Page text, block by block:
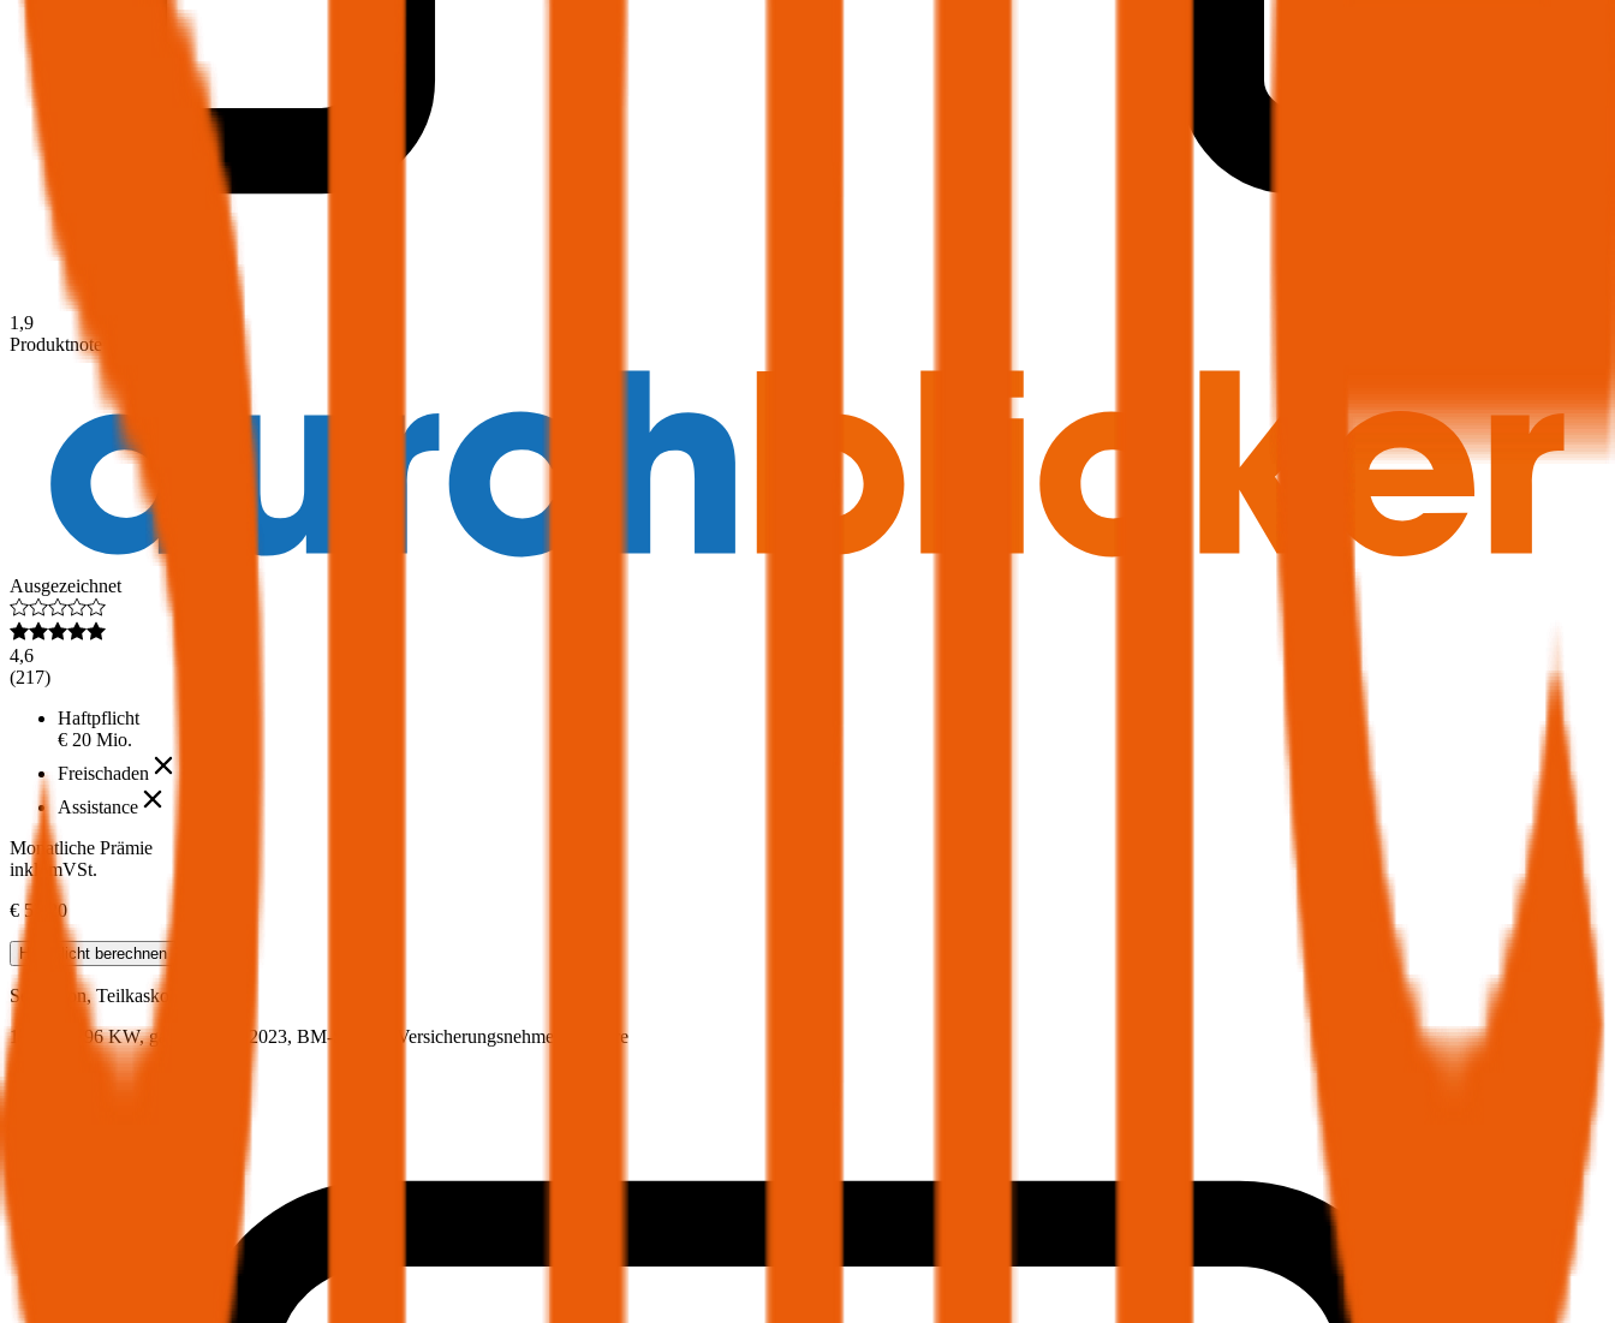
1,9
Produktnote
Ausgezeichnet
4,6
(217)
Haftpflicht
€ 20 Mio.
Freischaden
Assistance
Monatliche Prämie
inkl. mVSt.
€ 52,20
Haftpflicht berechnen
Seat
Leon, Teilkasko
130.5 PS/96 KW, gas, Baujahr 2023, BM-Stufe , Versicherungsnehmer 30 Jahre